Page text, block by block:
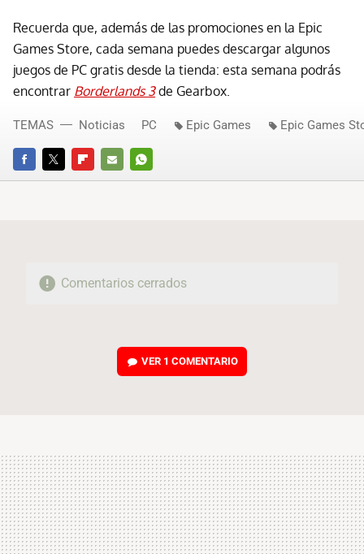
Recuerda que, además de las promociones en la Epic
Games Store, cada semana puedes descargar algunos
juegos de PC gratis desde la tienda: esta semana podrás
encontrar Borderlands 3 de Gearbox.
FACEBOOKTWITTERFLIPBOARD
E-
WHATSAPP
TEMAS Noticias PC Epic Games Epic Games
Comentarios cerrados
VER 1 COMENTARIO